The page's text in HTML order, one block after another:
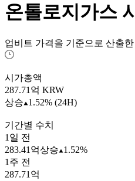
온톨로지가스
업비트 가격을 기준으로 산출
시가총액
287.71 억 KRW
상승 1.52% (24H)
기간별 수치
1일 전
283.41억상승 1.52%
1주 전
287.71억